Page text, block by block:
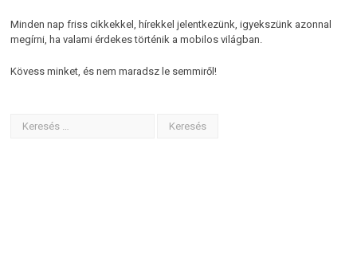
Minden nap friss cikkekkel, hírekkel jelentkezünk, igyekszünk azonnal
megírni, ha valami érdekes történik a mobilos világban.
Kövess minket, és nem maradsz le semmiről!